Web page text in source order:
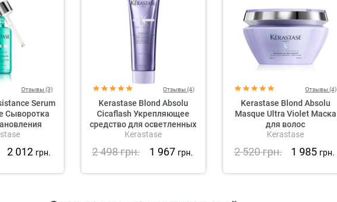
Отзывы (3)
Serum
Сыворотка
и
2 012 грн.
Отзывы (4)
Kerastase Blond Absolu
Cicaflash Укрепляющее
средство для осветленных
и мелированных волос
Kerastase
2 498грн. 1 967 грн.
Отзывы (4)
Kerastase Blond Absolu
Masque Ultra Violet Маска
для волос
Kerastase
2 520грн. 1 985 грн.